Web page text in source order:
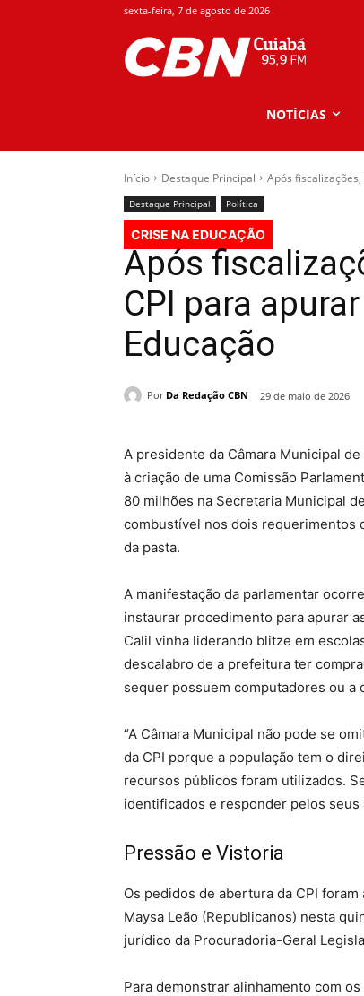
sexta-feira, 7 de agosto de 2026
NOTÍCIAS
Início Destaque Principal Após
Destaque Principal Política
CRISE NA EDUCAÇÃO
Após
CPI para
Educação
Por Da Redação CBN 29 de maio de 2026
A presidente da Câmara Municipal
à criação de uma Comissão
80 milhões na Secretaria Municipal
combustível nos dois requerimentos
da pasta.
A manifestação da parlamentar
instaurar procedimento para apurar
Calil vinha liderando blitze em
descalabro de a prefeitura ter
sequer possuem computadores ou a
“A Câmara Municipal não pode se
da CPI porque a população tem o
recursos públicos foram utilizados.
identificados e responder pelos seus
Pressão e Vistoria
Os pedidos de abertura da CPI
Maysa Leão (Republicanos) nesta
jurídico da Procuradoria-Geral
Para demonstrar alinhamento com